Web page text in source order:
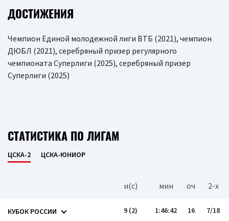
ДОСТИЖЕНИЯ
Чемпион Единой молодежной лиги ВТБ (2021), чемпион
ДЮБЛ (2021), серебряный призер регулярного
чемпионата Суперлиги (2025), серебряный призер
Суперлиги (2025)
СТАТИСТИКА ПО ЛИГАМ
ЦСКА-2 ЦСКА-ЮНИОР
и(c) мин оч 2-x
КУБОК РОССИИ 9 (2) 1:46:42 16
7/18